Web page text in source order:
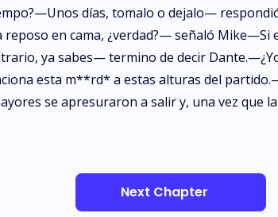
días, tomalo o dejalo—
en cama, ¿verdad?— señaló
ya sabes— termino de decir
esta m**rd* a estas alturas del
se apresuraron a salir y, una vez que
Next Chapter